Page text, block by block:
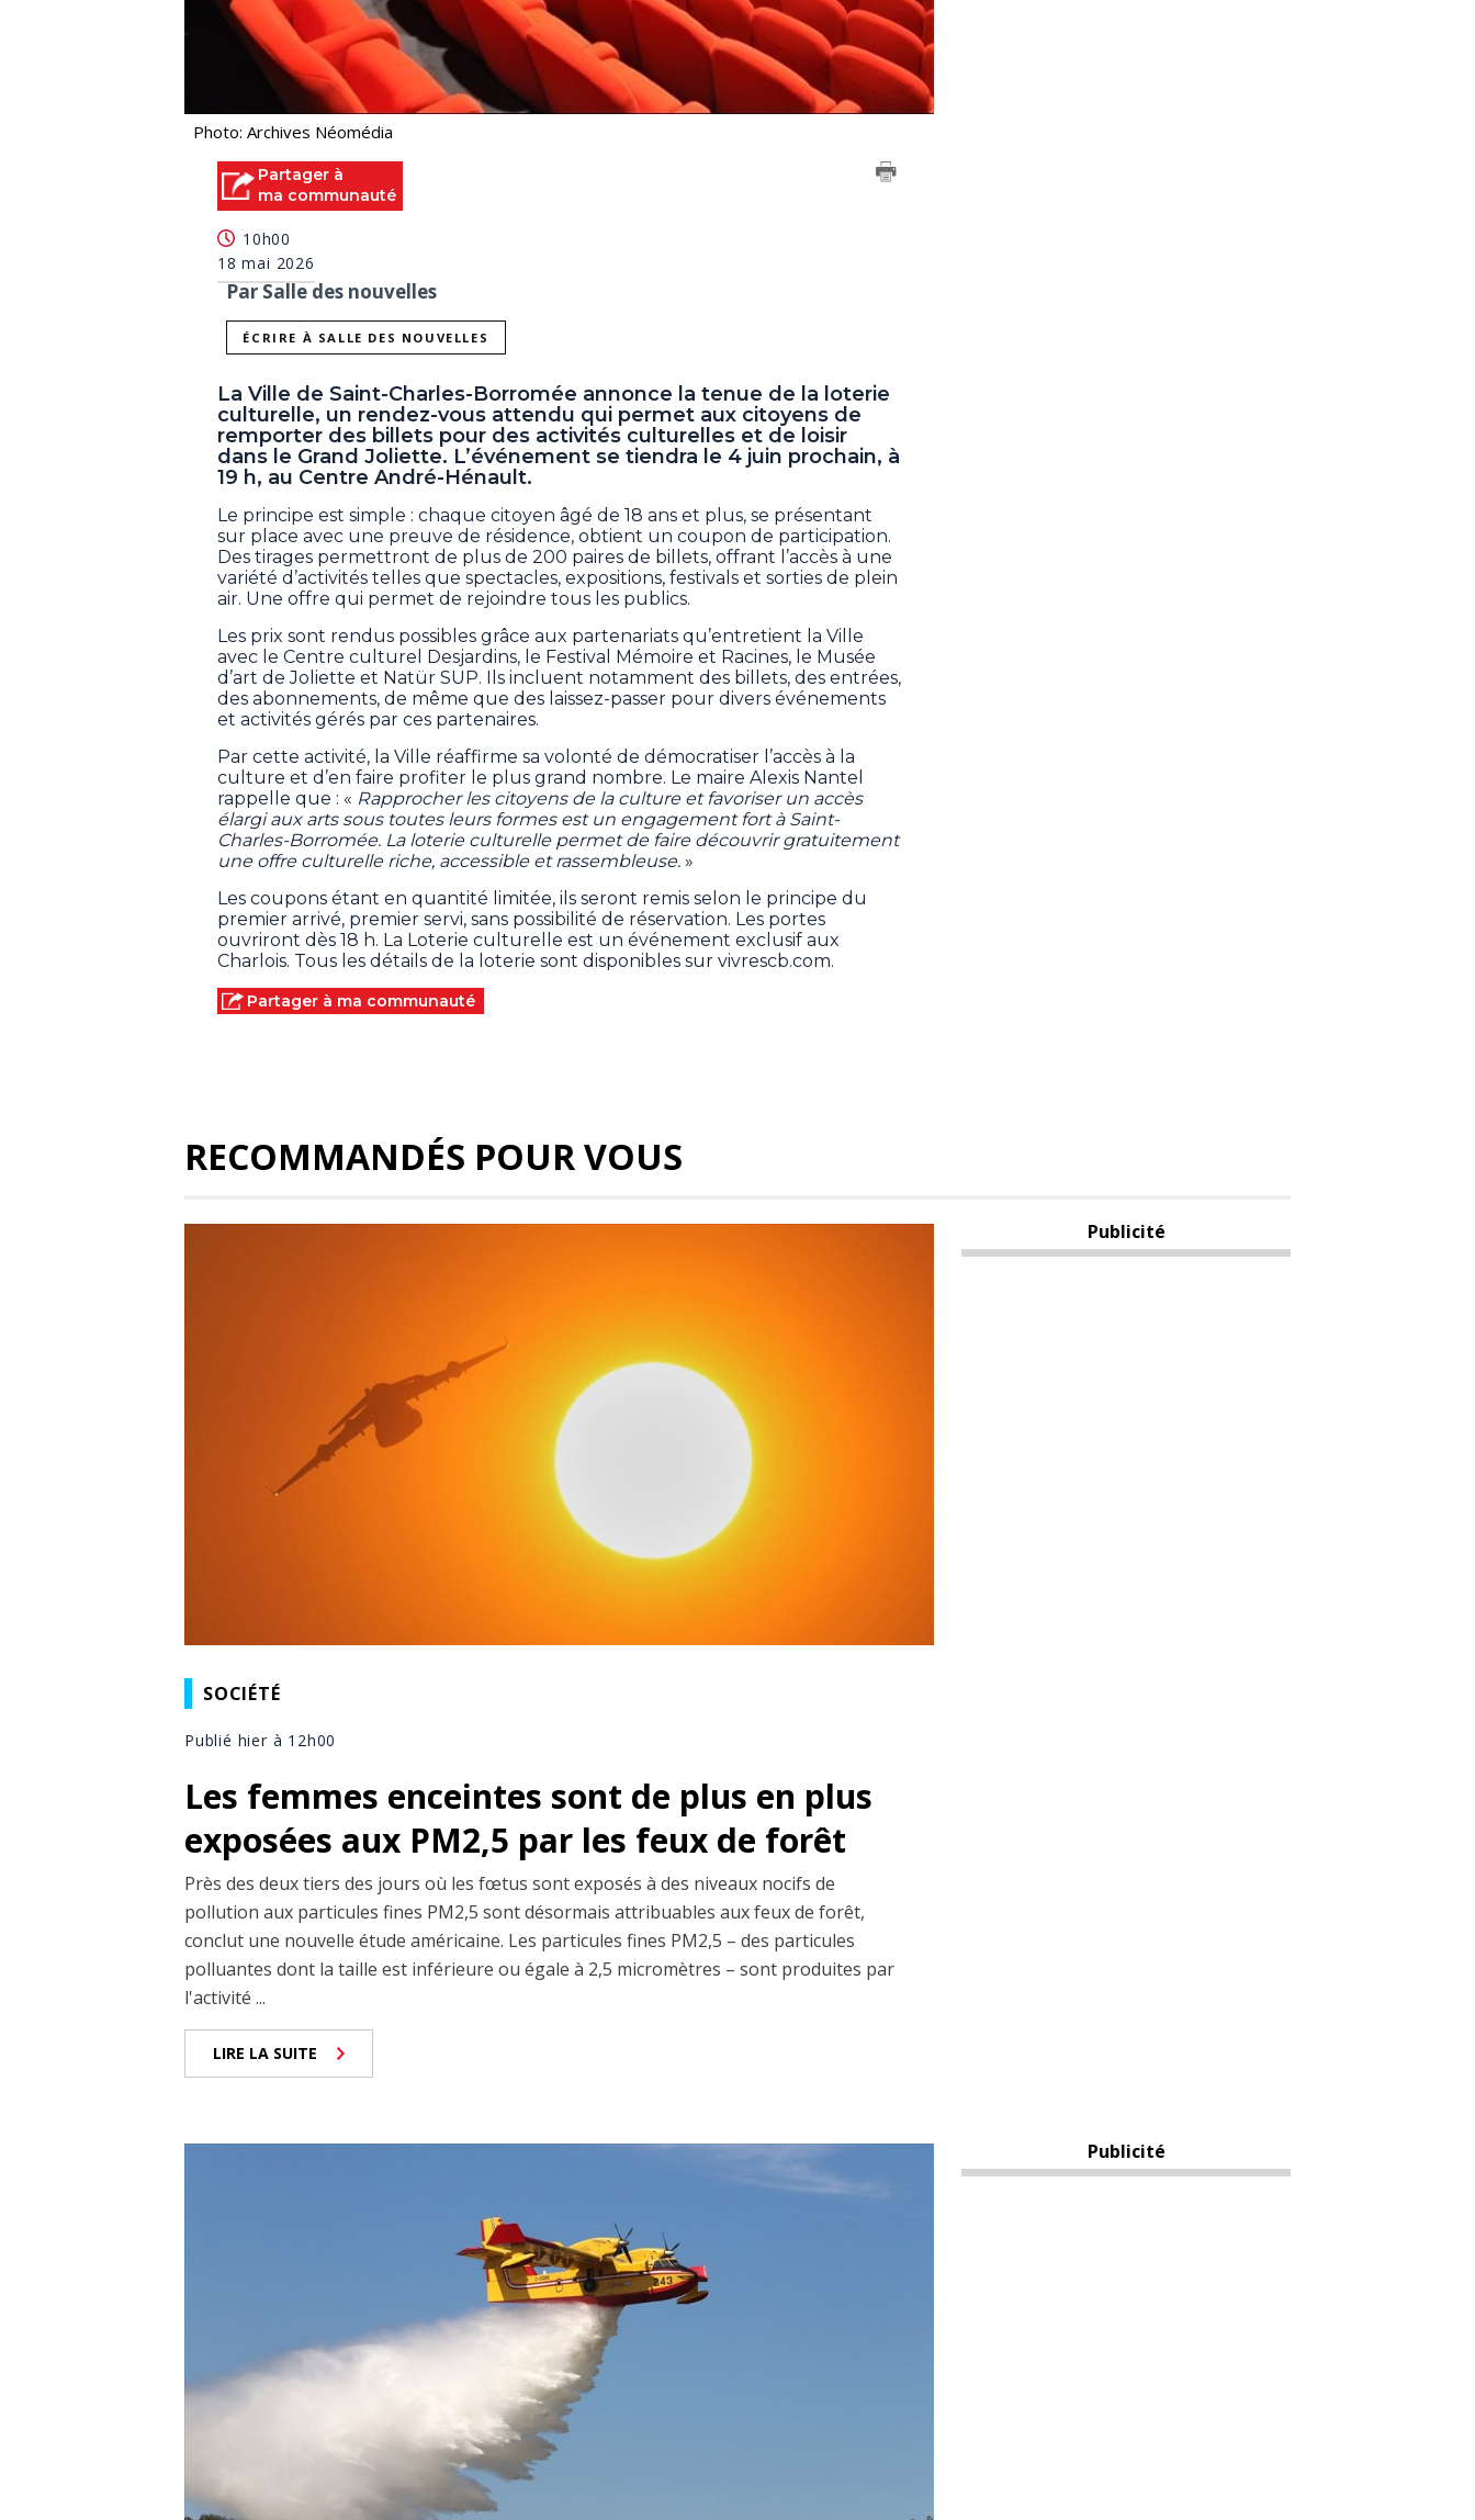
Photo: Archives Néomédia
Partager à
ma communauté
10h00
18 mai 2026
Par Salle des nouvelles
ÉCRIRE À SALLE DES NOUVELLES
La Ville de Saint-Charles-Borromée annonce la tenue de la loterie
culturelle, un rendez-vous attendu qui permet aux citoyens de
remporter des billets pour des activités culturelles et de loisir
dans le Grand Joliette. L’événement se tiendra le 4 juin prochain, à
19 h, au Centre André-Hénault.
Le principe est simple : chaque citoyen âgé de 18 ans et plus, se présentant
sur place avec une preuve de résidence, obtient un coupon de participation.
Des tirages permettront de plus de 200 paires de billets, offrant l’accès à une
variété d’activités telles que spectacles, expositions, festivals et sorties de plein
air. Une offre qui permet de rejoindre tous les publics.
Les prix sont rendus possibles grâce aux partenariats qu’entretient la Ville
avec le Centre culturel Desjardins, le Festival Mémoire et Racines, le Musée
d’art de Joliette et Natür SUP. Ils incluent notamment des billets, des entrées,
des abonnements, de même que des laissez-passer pour divers événements
et activités gérés par ces partenaires.
Par cette activité, la Ville réaffirme sa volonté de démocratiser l’accès à la
culture et d’en faire profiter le plus grand nombre. Le maire Alexis Nantel
rappelle que : « Rapprocher les citoyens de la culture et favoriser un accès
élargi aux arts sous toutes leurs formes est un engagement fort à Saint-
Charles-Borromée. La loterie culturelle permet de faire découvrir gratuitement
une offre culturelle riche, accessible et rassembleuse. »
Les coupons étant en quantité limitée, ils seront remis selon le principe du
premier arrivé, premier servi, sans possibilité de réservation. Les portes
ouvriront dès 18 h. La Loterie culturelle est un événement exclusif aux
Charlois. Tous les détails de la loterie sont disponibles sur vivrescb.com.
Partager à ma communauté
RECOMMANDÉS POUR VOUS
SOCIÉTÉ
Publié hier à 12h00
Les femmes enceintes sont de plus en plus
exposées aux PM2,5 par les feux de forêt
Près des deux tiers des jours où les fœtus sont exposés à des niveaux nocifs de
pollution aux particules fines PM2,5 sont désormais attribuables aux feux de forêt,
conclut une nouvelle étude américaine. Les particules fines PM2,5 – des particules
polluantes dont la taille est inférieure ou égale à 2,5 micromètres – sont produites par
l'activité ...
LIRE LA SUITE
Publicité
Publicité